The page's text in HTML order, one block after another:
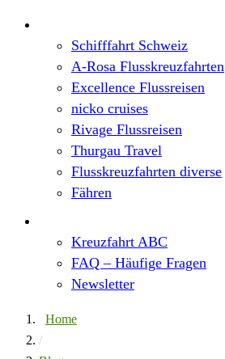
Schifffahrt Schweiz
A-Rosa Flusskreuzfahrten
Excellence Flussreisen
nicko cruises
Rivage Flussreisen
Thurgau Travel
Flusskreuzfahrten diverse
Fähren
Kreuzfahrt ABC
FAQ – Häufige Fragen
Newsletter
Home
/